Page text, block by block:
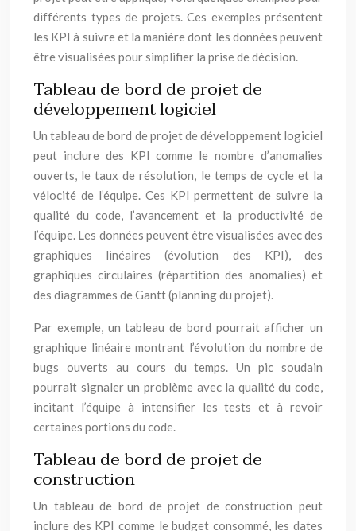
différents types de projets. Ces exemples présentent
les KPI à suivre et la manière dont les données peuvent
être visualisées pour simplifier la prise de décision.
Tableau de bord de projet de
développement logiciel
Un tableau de bord de projet de développement logiciel
peut inclure des KPI comme le nombre d’anomalies
ouverts, le taux de résolution, le temps de cycle et la
vélocité de l’équipe. Ces KPI permettent de suivre la
qualité du code, l’avancement et la productivité de
l’équipe. Les données peuvent être visualisées avec des
graphiques linéaires (évolution des KPI), des
graphiques circulaires (répartition des anomalies) et
des diagrammes de Gantt (planning du projet).
Par exemple, un tableau de bord pourrait afficher un
graphique linéaire montrant l’évolution du nombre de
bugs ouverts au cours du temps. Un pic soudain
pourrait signaler un problème avec la qualité du code,
incitant l’équipe à intensifier les tests et à revoir
certaines portions du code.
Tableau de bord de projet de
construction
Un tableau de bord de projet de construction peut
inclure des KPI comme le budget consommé, les dates